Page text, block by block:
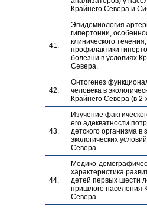
Крайнего Севера и
41.
Эпидемиология
гипертонии,
клинического
профилактики
болезни в условиях
Севера.
42.
Онтогенез
человека в
Крайнего Севера (в 2-
43.
Изучение
его адекватности
детского организма в
экологических
Севера.
44.
Медико-
характеристика
детей первых шести
пришлого населения
Севера.